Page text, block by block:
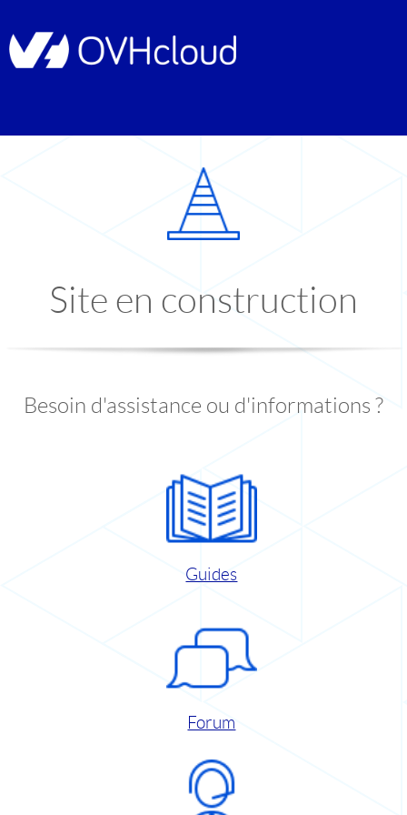
Site en construction
Besoin d'assistance ou d'informations ?
Guides
Forum